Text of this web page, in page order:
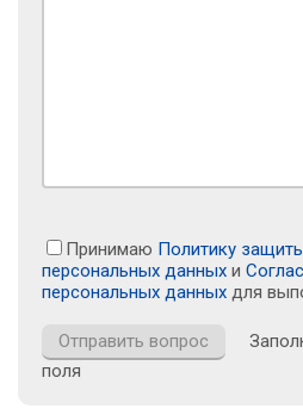
Принимаю Политику
персональных данных и
персональных данных для
поля